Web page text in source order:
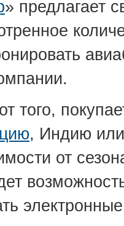
» предлагает
того,
, Индию
от